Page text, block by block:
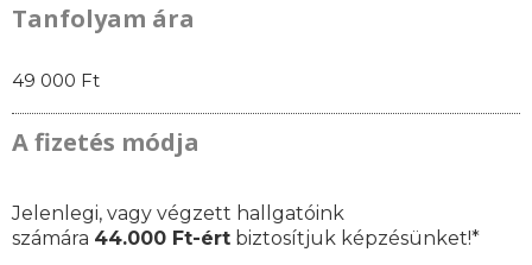
Tanfolyam ára
49 000 Ft
A fizetés módja
Jelenlegi, vagy végzett hallgatóink
számára 44.000 Ft-ért biztosítjuk képzésünket!*